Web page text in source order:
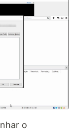
o